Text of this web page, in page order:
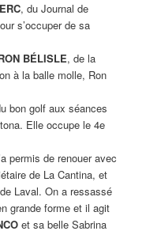
, du Journal de
s’occuper de sa
BÉLISLE, de la
à la balle molle, Ron
bon golf aux séances
Elle occupe le 4e
permis de renouer avec
de La Cantina, et
Laval. On a ressassé
grande forme et il agit
et sa belle Sabrina